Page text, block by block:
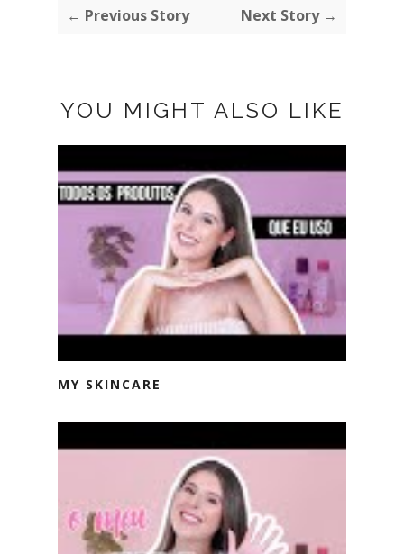
← Previous Story Next Story →
YOU MIGHT ALSO LIKE
MY SKINCARE